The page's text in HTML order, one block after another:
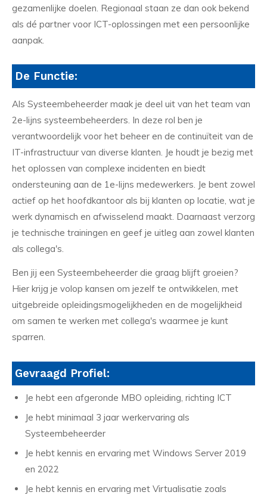
gezamenlijke doelen. Regionaal staan ze dan ook bekend
als dé partner voor ICT-oplossingen met een persoonlijke
aanpak.
De Functie:
Als Systeembeheerder maak je deel uit van het team van
2e-lijns systeembeheerders. In deze rol ben je
verantwoordelijk voor het beheer en de continuïteit van de
IT-infrastructuur van diverse klanten. Je houdt je bezig met
het oplossen van complexe incidenten en biedt
ondersteuning aan de 1e-lijns medewerkers. Je bent zowel
actief op het hoofdkantoor als bij klanten op locatie, wat je
werk dynamisch en afwisselend maakt. Daarnaast verzorg
je technische trainingen en geef je uitleg aan zowel klanten
als collega's.
Ben jij een Systeembeheerder die graag blijft groeien?
Hier krijg je volop kansen om jezelf te ontwikkelen, met
uitgebreide opleidingsmogelijkheden en de mogelijkheid
om samen te werken met collega's waarmee je kunt
sparren.
Gevraagd Profiel:
Je hebt een afgeronde MBO opleiding, richting ICT
Je hebt minimaal 3 jaar werkervaring als
Systeembeheerder
Je hebt kennis en ervaring met Windows Server 2019
en 2022
Je hebt kennis en ervaring met Virtualisatie zoals